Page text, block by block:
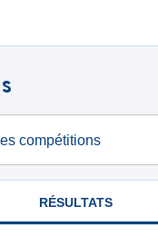
compétitions
RÉSULTATS